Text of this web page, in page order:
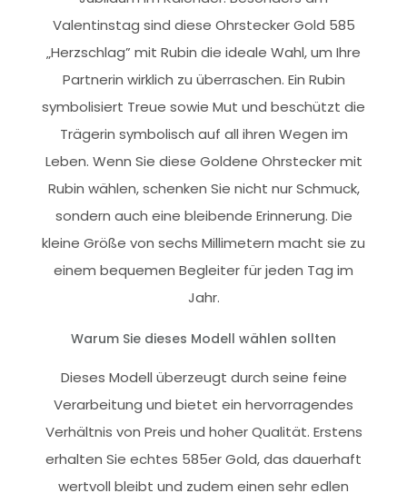
Valentinstag sind diese Ohrstecker Gold 585
„Herzschlag” mit Rubin die ideale Wahl, um Ihre
Partnerin wirklich zu überraschen. Ein Rubin
symbolisiert Treue sowie Mut und beschützt die
Trägerin symbolisch auf all ihren Wegen im
Leben. Wenn Sie diese Goldene Ohrstecker mit
Rubin wählen, schenken Sie nicht nur Schmuck,
sondern auch eine bleibende Erinnerung. Die
kleine Größe von sechs Millimetern macht sie zu
einem bequemen Begleiter für jeden Tag im
Jahr.
Warum Sie dieses Modell wählen sollten
Dieses Modell überzeugt durch seine feine
Verarbeitung und bietet ein hervorragendes
Verhältnis von Preis und hoher Qualität. Erstens
erhalten Sie echtes 585er Gold, das dauerhaft
wertvoll bleibt und zudem einen sehr edlen